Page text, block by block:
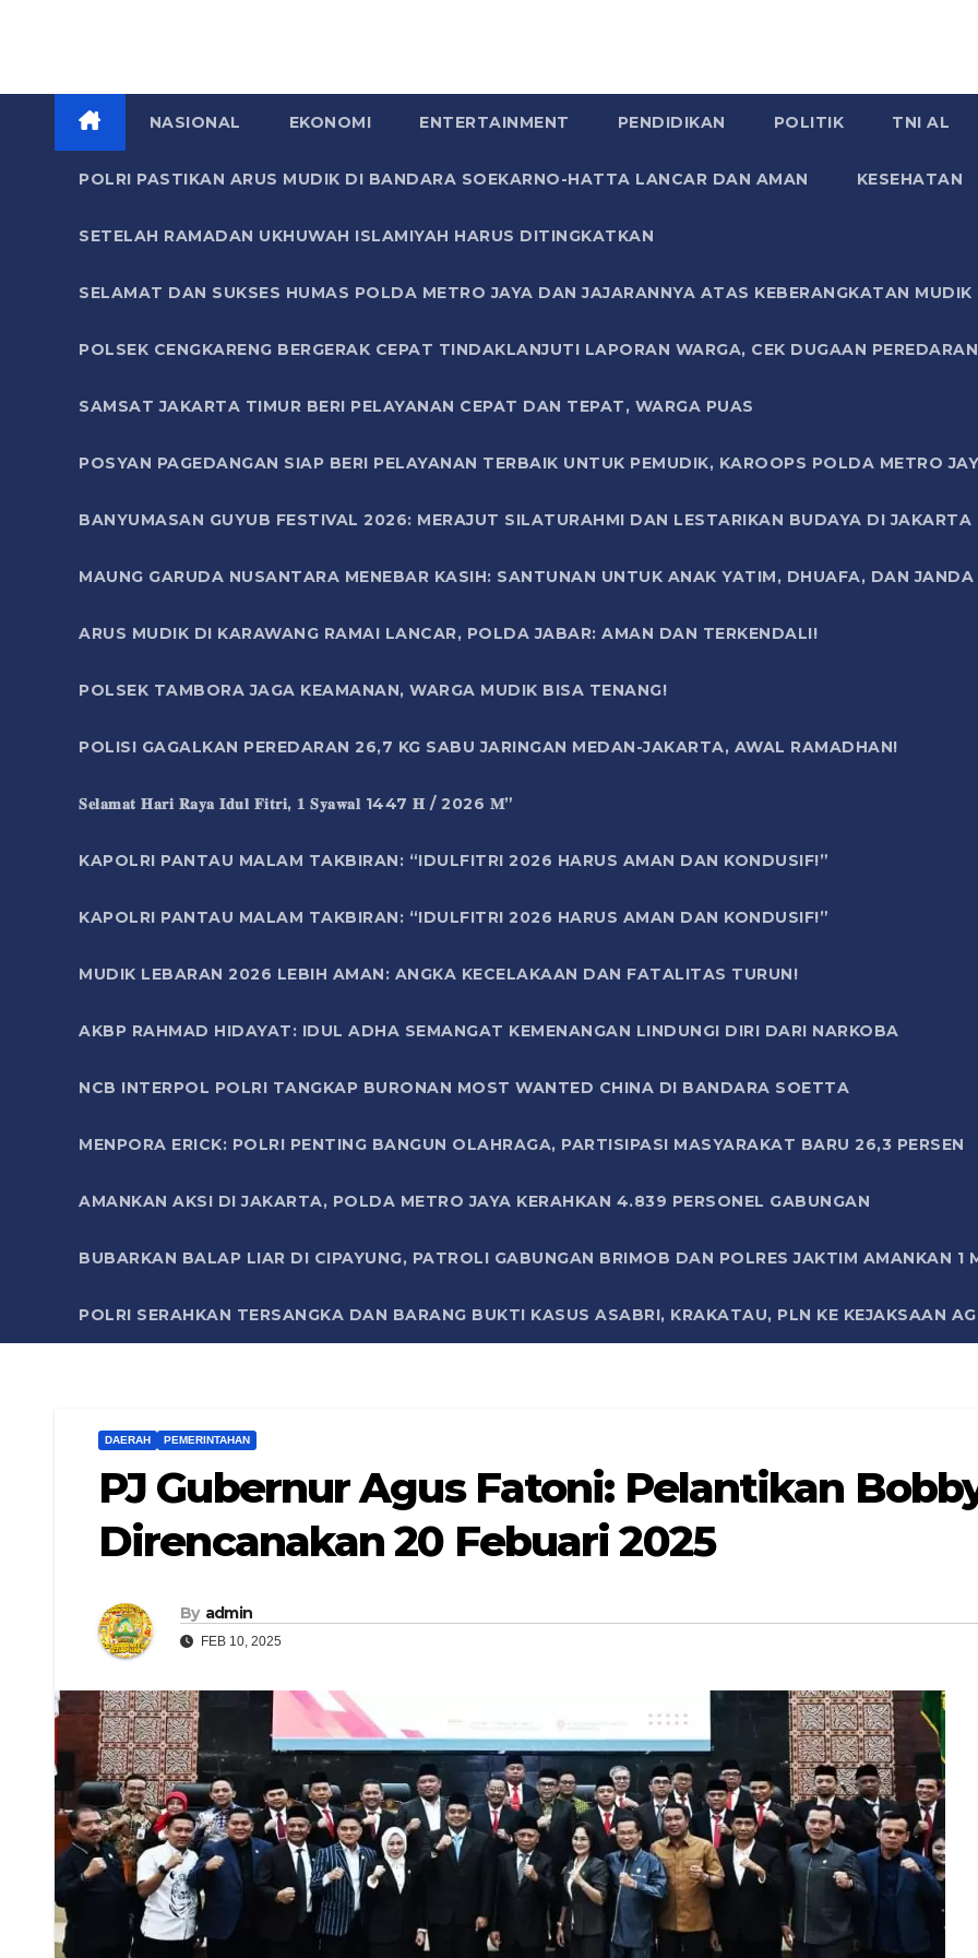
NASIONAL EKONOMI ENTERTAINMENT PENDIDIKAN POLITIK TNI AL
POLRI PASTIKAN ARUS MUDIK DI BANDARA SOEKARNO-HATTA LANCAR DAN AMAN KESEHATAN
SETELAH RAMADAN UKHUWAH ISLAMIYAH HARUS DITINGKATKAN
SELAMAT DAN SUKSES HUMAS POLDA METRO JAYA DAN JAJARANNYA ATAS KEBERANGKATAN
POLSEK CENGKARENG BERGERAK CEPAT TINDAKLANJUTI LAPORAN WARGA, CEK DUGAAN
SAMSAT JAKARTA TIMUR BERI PELAYANAN CEPAT DAN TEPAT, WARGA PUAS
POSYAN PAGEDANGAN SIAP BERI PELAYANAN TERBAIK UNTUK PEMUDIK, KAROOPS POLDA METRO
BANYUMASAN GUYUB FESTIVAL 2026: MERAJUT SILATURAHMI DAN LESTARIKAN BUDAYA DI JAKARTA
MAUNG GARUDA NUSANTARA MENEBAR KASIH: SANTUNAN UNTUK ANAK YATIM, DHUAFA, DAN
ARUS MUDIK DI KARAWANG RAMAI LANCAR, POLDA JABAR: AMAN DAN TERKENDALI!
POLSEK TAMBORA JAGA KEAMANAN, WARGA MUDIK BISA TENANG!
POLISI GAGALKAN PEREDARAN 26,7 KG SABU JARINGAN MEDAN-JAKARTA, AWAL RAMADHAN!
𝐒𝐞𝐥𝐚𝐦𝐚𝐭 𝐇𝐚𝐫𝐢 𝐑𝐚𝐲𝐚 𝐈𝐝𝐮𝐥 𝐅𝐢𝐭𝐫𝐢, 𝟏 𝐒𝐲𝐚𝐰𝐚𝐥 1447 𝐇 / 2026 𝐌”
KAPOLRI PANTAU MALAM TAKBIRAN: “IDULFITRI 2026 HARUS AMAN DAN KONDUSIF!”
KAPOLRI PANTAU MALAM TAKBIRAN: “IDULFITRI 2026 HARUS AMAN DAN KONDUSIF!”
MUDIK LEBARAN 2026 LEBIH AMAN: ANGKA KECELAKAAN DAN FATALITAS TURUN!
AKBP RAHMAD HIDAYAT: IDUL ADHA SEMANGAT KEMENANGAN LINDUNGI DIRI DARI NARKOBA
NCB INTERPOL POLRI TANGKAP BURONAN MOST WANTED CHINA DI BANDARA SOETTA
MENPORA ERICK: POLRI PENTING BANGUN OLAHRAGA, PARTISIPASI MASYARAKAT BARU 26,3 PERSEN
AMANKAN AKSI DI JAKARTA, POLDA METRO JAYA KERAHKAN 4.839 PERSONEL GABUNGAN
BUBARKAN BALAP LIAR DI CIPAYUNG, PATROLI GABUNGAN BRIMOB DAN POLRES JAKTIM AMANKAN 1
POLRI SERAHKAN TERSANGKA DAN BARANG BUKTI KASUS ASABRI, KRAKATAU, PLN KE KEJAKSAAN
DAERAH PEMERINTAHAN
PJ Gubernur Agus Fatoni: Pelantikan
Direncanakan 20 Febuari 2025
By admin
FEB 10, 2025